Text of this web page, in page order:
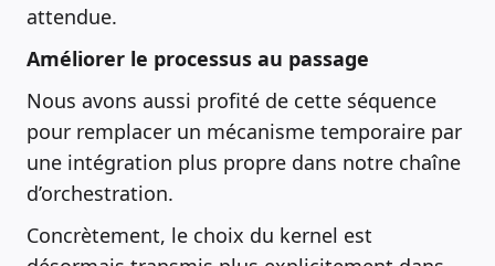
attendue.
Améliorer le processus au passage
Nous avons aussi profité de cette séquence
pour remplacer un mécanisme temporaire par
une intégration plus propre dans notre chaîne
d’orchestration.
Concrètement, le choix du kernel est